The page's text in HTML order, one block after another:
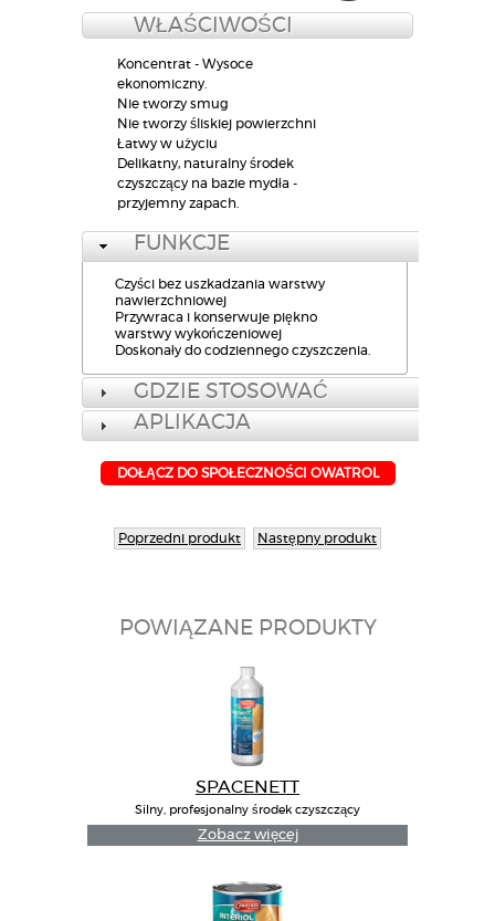
WŁAŚCIWOŚCI
Koncentrat - Wysoce
ekonomiczny.
Nie tworzy smug
Nie tworzy śliskiej powierzchni
Łatwy w użyciu
Delikatny, naturalny środek
czyszczący na bazie mydła -
przyjemny zapach.
FUNKCJE
Czyści bez uszkadzania warstwy
nawierzchniowej
Przywraca i konserwuje piękno
warstwy wykończeniowej
Doskonały do codziennego czyszczenia.
GDZIE STOSOWAĆ
APLIKACJA
DOŁĄCZ DO SPOŁECZNOŚCI OWATROL
Poprzedni produkt Następny produkt
POWIĄZANE PRODUKTY
SPACENETT
Silny, profesjonalny środek czyszczący
Zobacz więcej